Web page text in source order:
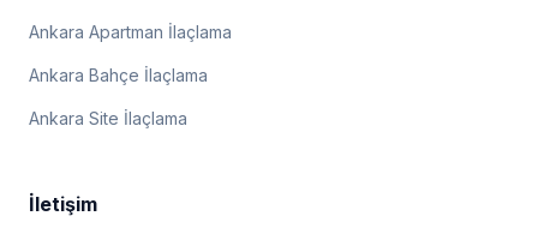
Ankara Apartman İlaçlama
Ankara Bahçe İlaçlama
Ankara Site İlaçlama
İletişim